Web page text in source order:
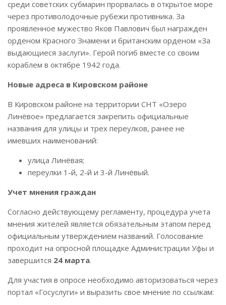
среди советских субмарин прорвалась в открытое море
через противолодочные рубежи противника. За
проявленное мужество Яков Павлович был награжден
орденом Красного Знамени и британским орденом «За
выдающиеся заслуги». Герой погиб вместе со своим
кораблем в октябре 1942 года.
Новые адреса в Кировском районе
В Кировском районе на территории СНТ «Озеро
Линёвое» предлагается закрепить официальные
названия для улицы и трех переулков, ранее не
имевших наименований:
улица Линёвая;
переулки 1-й, 2-й и 3-й Линёвый.
Учет мнения граждан
Согласно действующему регламенту, процедура учета
мнения жителей является обязательным этапом перед
официальным утверждением названий. Голосование
проходит на опросной площадке Администрации Уфы и
завершится 24 марта.
Для участия в опросе необходимо авторизоваться через
портал «Госуслуги» и выразить свое мнение по ссылкам: